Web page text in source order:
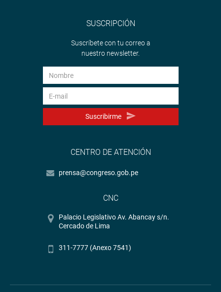
SUSCRIPCIÓN
Suscríbete con tu correo a
nuestro newsletter.
Suscribirme
CENTRO DE ATENCIÓN
prensa@congreso.gob.pe
CNC
Palacio Legislativo Av. Abancay s/n.
Cercado de Lima
311-7777 (Anexo 7541)